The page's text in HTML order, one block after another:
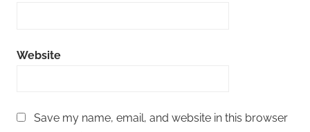
Website
Save my name, email, and website in this browser